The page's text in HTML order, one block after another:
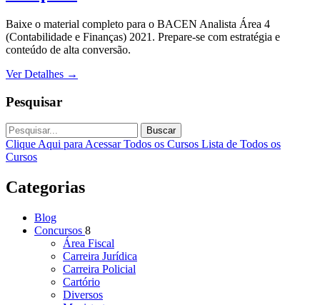
Baixe o material completo para o BACEN Analista Área 4
(Contabilidade e Finanças) 2021. Prepare-se com estratégia e
conteúdo de alta conversão.
Ver Detalhes →
Pesquisar
Buscar
Clique Aqui para Acessar Todos os Cursos Lista de Todos os
Cursos
Categorias
Blog
Concursos 8
Área Fiscal
Carreira Jurídica
Carreira Policial
Cartório
Diversos